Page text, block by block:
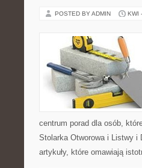
POSTED BY ADMIN KWI
centrum porad dla osób,
Stolarka Otworowa i Listwy i
artykuły, które omawiają